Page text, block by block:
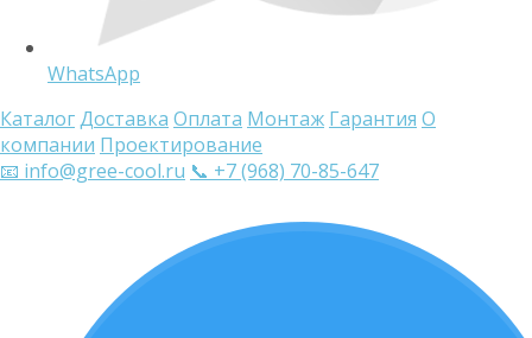
WhatsApp
КаталогДоставка Оплата Монтаж Гарантия О
компании Проектирование
📧 info@gree-cool.ru 📞 +7 (968) 70-85-647